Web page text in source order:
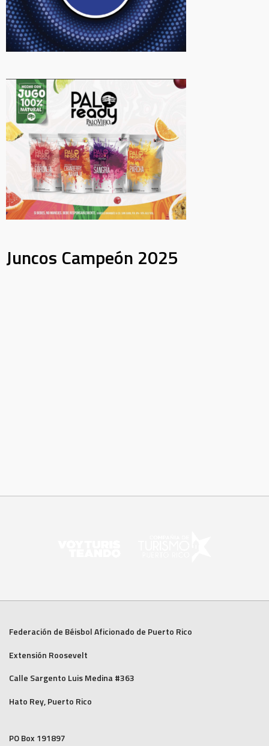
Juncos Campeón 2025
Federación de Béisbol Aficionado de Puerto Rico
Extensión Roosevelt
Calle Sargento Luis Medina #363
Hato Rey, Puerto Rico
PO Box 191897